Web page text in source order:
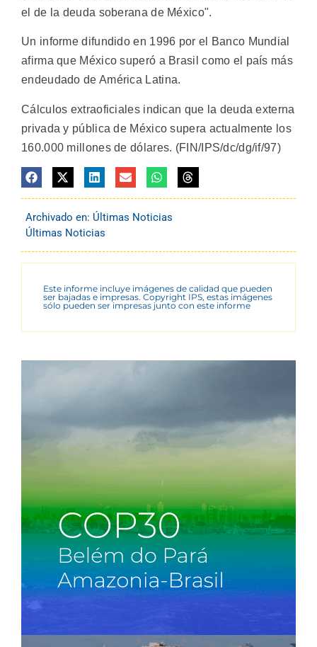
el de la deuda soberana de México".
Un informe difundido en 1996 por el Banco Mundial
afirma que México superó a Brasil como el país más
endeudado de América Latina.
Cálculos extraoficiales indican que la deuda externa
privada y pública de México supera actualmente los
160.000 millones de dólares. (FIN/IPS/dc/dg/if/97)
Archivado en: Últimas Noticias
Últimas Noticias
Este informe incluye imágenes de calidad que pueden
ser bajadas e impresas. Copyright IPS, estas imágenes
sólo pueden ser impresas junto con este informe